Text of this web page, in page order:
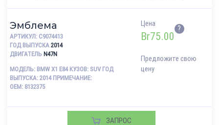
Эмблема
АРТИКУЛ: C9074413
ГОД ВЫПУСКА 2014
ДВИГАТЕЛЬ N47N
МОДЕЛЬ: BMW X1 E84 КУЗОВ: SUV ГОД
ВЫПУСКА: 2014 ПРИМЕЧАНИЕ:
OEM: 8132375
Цена
Br75.00
?
Предложите свою
цену
ЗАПРОС